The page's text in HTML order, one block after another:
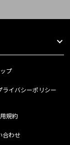
プ
ライバシーポリシー
規約
合わせ